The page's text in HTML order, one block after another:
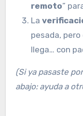
remoto”
La
pesada,
llega… con
(Si ya pasaste
abajo: ayuda a